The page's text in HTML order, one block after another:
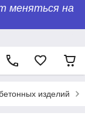
меняться на
изделий